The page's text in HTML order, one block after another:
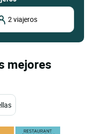
mejores